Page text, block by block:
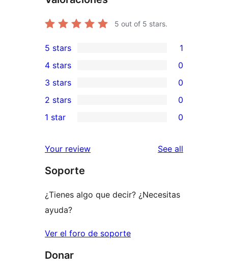
5 out of 5 stars.
1
5-
star
review
5 stars 1
4-
star
reviews
4 stars 0
0
3-
star
3 stars 0
2-
reviews
2 stars 0
star
reviews
1 star 0
Your review See all
Soporte
¿Tienes algo que decir? ¿Necesitas
ayuda?
Ver el foro de soporte
Donar